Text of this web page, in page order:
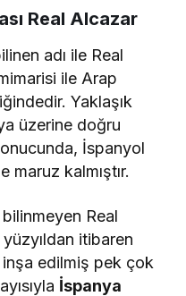
Real Alcazar
adı ile Real
ile Arap
Yaklaşık
üzerine doğru
İspanyol
maruz kalmıştır.
Real
itibaren
inşa edilmiş pek çok
İspanya